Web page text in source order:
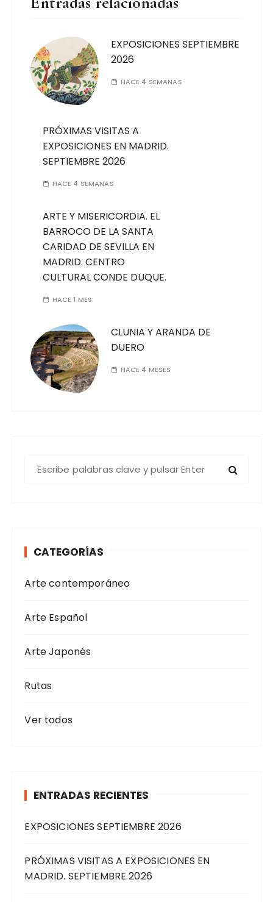
EXPOSICIONES SEPTIEMBRE
2026
HACE 4 SEMANAS
PRÓXIMAS VISITAS A
EXPOSICIONES EN MADRID.
SEPTIEMBRE 2026
HACE 4 SEMANAS
ARTE Y MISERICORDIA. EL
BARROCO DE LA SANTA
CARIDAD DE SEVILLA EN
MADRID. CENTRO
CULTURAL CONDE DUQUE.
HACE 1 MES
CLUNIA Y ARANDA DE
DUERO
HACE 4 MESES
CATEGORÍAS
Arte contemporáneo
Arte Español
Arte Japonés
Rutas
Ver todos
ENTRADAS RECIENTES
EXPOSICIONES SEPTIEMBRE 2026
PRÓXIMAS VISITAS A EXPOSICIONES EN
MADRID. SEPTIEMBRE 2026